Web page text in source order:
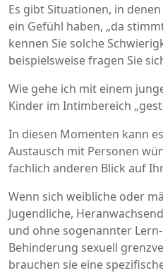
Es gibt Situationen, in
ein Gefühl haben, „da
kennen Sie solche
beispielsweise fragen Sie
Wie gehe ich mit einem
Kinder im Intimbereich
In diesen Momenten kann
Austausch mit Personen
fachlich anderen Blick auf
Wenn sich weibliche oder
Jugendliche,
und ohne sogenannter
Behinderung sexuell
brauchen sie eine